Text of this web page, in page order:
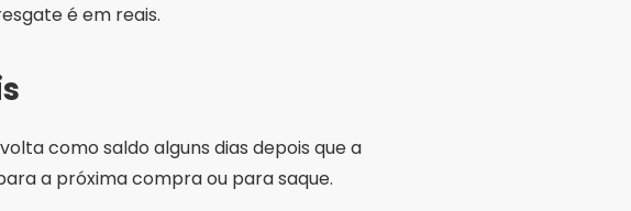
é em reais.
como saldo alguns dias depois que a
a próxima compra ou para saque.